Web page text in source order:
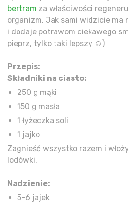
bertram za właściwości
organizm. Jak sami widzicie ma
i dodaje potrawom ciekawego
pieprz, tylko taki lepszy ☺️)
Przepis:
Składniki na ciasto:
250 g mąki
150 g masła
1 łyżeczka soli
1 jajko
Zagnieść wszystko razem i
lodówki.
Nadzienie:
5-6 jajek